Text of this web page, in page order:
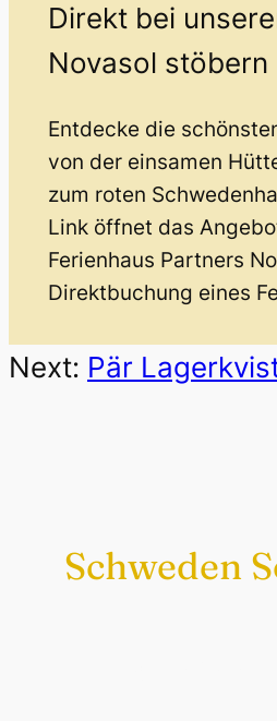
Direkt bei
Novasol stöbern
Entdecke die
von der einsamen
zum roten
Link öffnet das
Ferienhaus Partners
Direktbuchung eines
Next: Pär
Schweden